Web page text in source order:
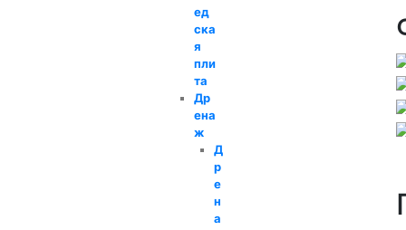
ед
ска
я
пли
та
Др
ена
ж
Д
р
е
н
а